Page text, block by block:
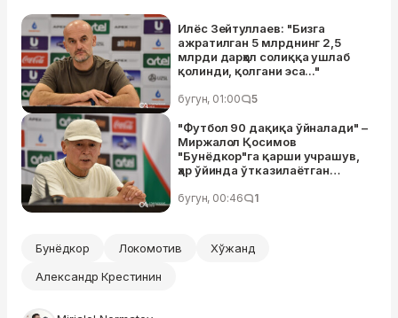
Илёс Зейтуллаев: "Бизга
ажратилган 5 млрднинг 2,5
млрди дарҳол солиққа ушлаб
қолинди, қолгани эса..."
бугун, 01:00 5
"Футбол 90 дақиқа ўйналади" –
Миржалол Қосимов
"Бунёдкор"га қарши учрашув,
ҳар ўйинда ўтказилаётган
ҳақида гапирди
бугун, 00:46 1
Бунёдкор Локомотив
Хўжанд
Александр Крестинин